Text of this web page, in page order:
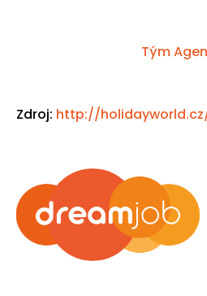
Tým
Zdroj: http://